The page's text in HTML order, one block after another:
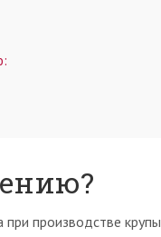
производстве крупы